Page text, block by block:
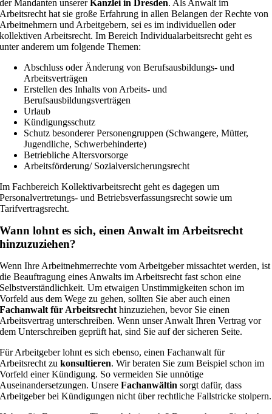
der Mandanten unsererKanzlei in Dresden. Als Anwalt im
Arbeitsrecht hat sie große Erfahrung in allen Belangen der Rechte von
Arbeitnehmern und Arbeitgebern, sei es im individuellen oder
kollektiven Arbeitsrecht. Im Bereich Individualarbeitsrecht geht es
unter anderem um folgende Themen:
Abschluss oder Änderung von Berufsausbildungs- und
Arbeitsverträgen
Erstellen des Inhalts von Arbeits- und
Berufsausbildungsverträgen
Urlaub
Kündigungsschutz
Schutz besonderer Personengruppen (Schwangere, Mütter,
Jugendliche, Schwerbehinderte)
Betriebliche Altersvorsorge
Arbeitsförderung/ Sozialversicherungsrecht
Im Fachbereich Kollektivarbeitsrecht geht es dagegen um
Personalvertretungs- und Betriebsverfassungsrecht sowie um
Tarifvertragsrecht.
Wann lohnt es sich, einen Anwalt im Arbeitsrecht
hinzuzuziehen?
Wenn Ihre Arbeitnehmerrechte vom Arbeitgeber missachtet werden, ist
die Beauftragung eines Anwalts im Arbeitsrecht fast schon eine
Selbstverständlichkeit. Um etwaigen Unstimmigkeiten schon im
Vorfeld aus dem Wege zu gehen, sollten Sie aber auch einen
Fachanwalt für Arbeitsrecht hinzuziehen, bevor Sie einen
Arbeitsvertrag unterschreiben. Wenn unser Anwalt Ihren Vertrag vor
dem Unterschreiben geprüft hat, sind Sie auf der sicheren Seite.
Für Arbeitgeber lohnt es sich ebenso, einen Fachanwalt für
Arbeitsrecht zukonsultieren. Wir beraten Sie zum Beispiel schon im
Vorfeld einer Kündigung. So vermeiden Sie unnötige
Auseinandersetzungen. UnsereFachanwältin sorgt dafür, dass
Arbeitgeber bei Kündigungen nicht über rechtliche Fallstricke stolpern.